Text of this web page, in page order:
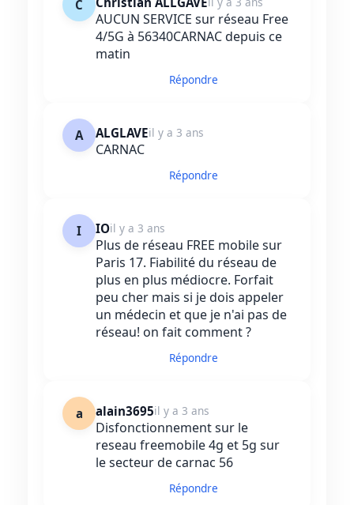
C
AUCUN SERVICE sur réseau Free
4/5G à 56340CARNAC depuis ce
matin
Répondre
A ALGLAVEil y a 3 ans
CARNAC
Répondre
I IOil y a 3 ans
Plus de réseau FREE mobile sur
Paris 17. Fiabilité du réseau de
plus en plus médiocre. Forfait
peu cher mais si je dois appeler
un médecin et que je n'ai pas de
réseau! on fait comment ?
Répondre
a alain3695il y a 3 ans
Disfonctionnement sur le
reseau freemobile 4g et 5g sur
le secteur de carnac 56
Répondre